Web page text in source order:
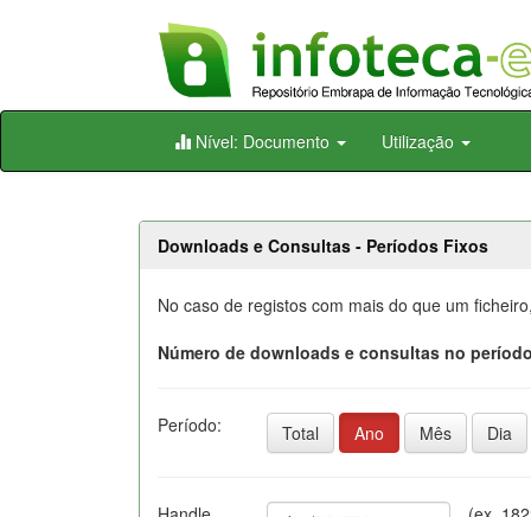
Skip
Nível: Documento Utilização
Downloads e Consultas - Períodos Fixos
No caso de registos com mais do que um
Número de downloads e consultas no
Período: Total Ano Mês Dia